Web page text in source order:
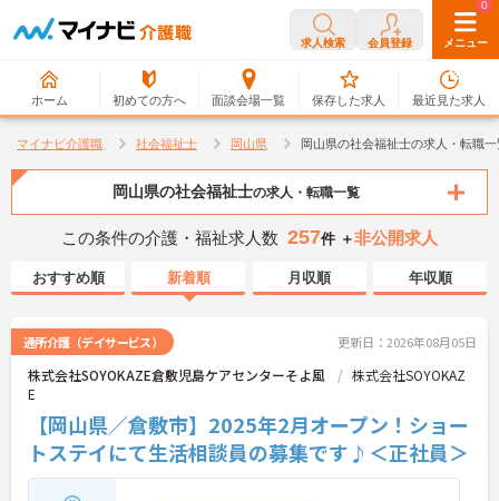
求人検索 会員登録 メニュー
ホーム 初めての方へ 面談会場一覧
0
保存した求人
0
最近見た求人
マイナビ介護職 社会福祉士 岡山県 岡山県の社会福祉士の求人・転職一
岡山県の社会福祉士の求人・転職一覧
この条件の介護・福祉求人数 257件 ＋非公開求人
おすすめ順 新着順 月収順 年収順
通所介護（デイサービス） 更新日：2026年08月05日
株式会社SOYOKAZE倉敷児島ケアセンターそよ風
株式会社SOYOKAZ
E
【岡山県／倉敷市】2025年2月オープン！ショー
トステイにて生活相談員の募集です♪＜正社員＞